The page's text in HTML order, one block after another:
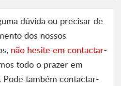
dúvida ou precisar de
dos nossos
não hesite em contactar-
todo o prazer em
Pode também contactar-